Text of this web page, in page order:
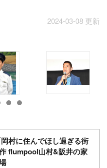
2024-03-08 更新
岡村に住んでほし過ぎる街
flumpool山村&阪井の家